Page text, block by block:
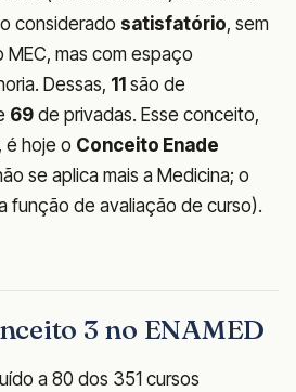
considerado satisfatório, sem
mas com espaço
Dessas, 11 são de
69 de privadas. Esse conceito,
é hoje o Conceito Enade
se aplica mais a Medicina; o
função de avaliação de curso).
3 no ENAMED
a 80 dos 351 cursos